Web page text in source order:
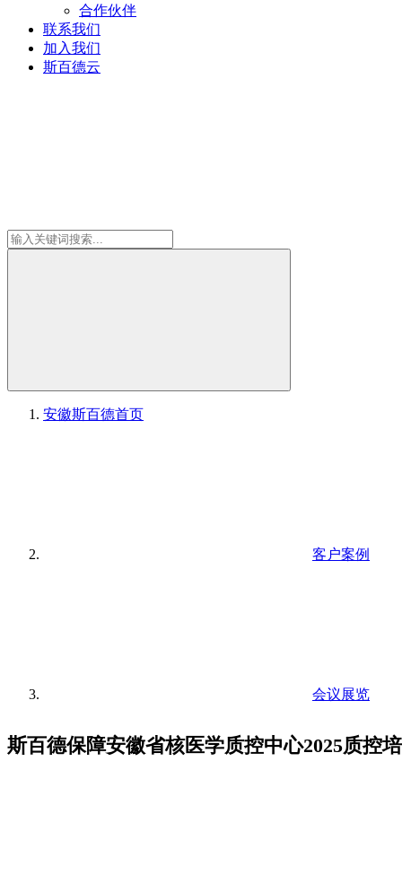
合作伙伴
联系我们
加入我们
斯百德云
安徽斯百德首页
客户案例
会议展览
斯百德保障安徽省核医学质控中心2025质控